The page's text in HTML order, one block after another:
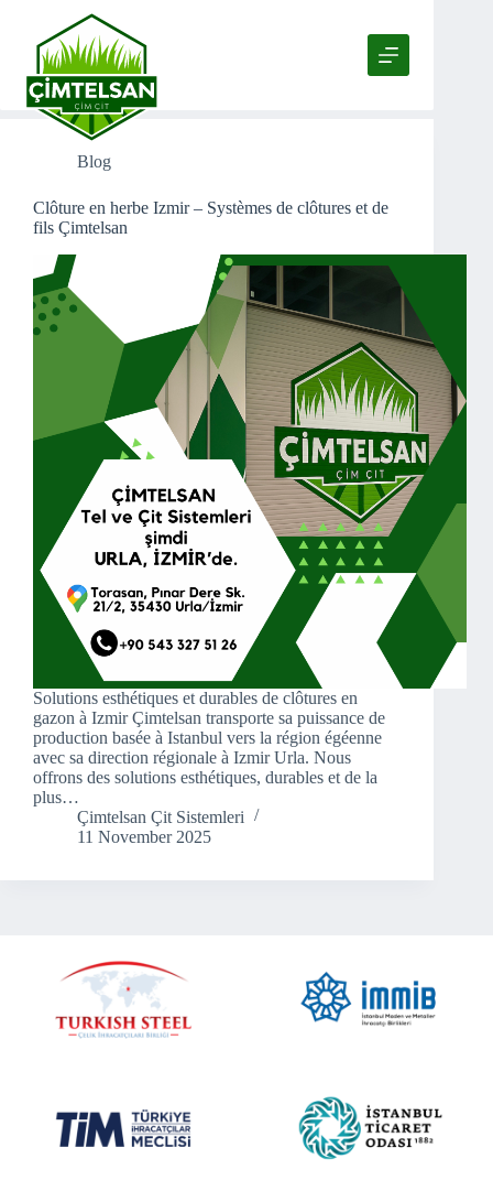
contenu
Clôture en herbe Izmir
Blog
Clôture en herbe Izmir – Systèmes de clôtures et de
fils Çimtelsan
Solutions esthétiques et durables de clôtures en
gazon à Izmir Çimtelsan transporte sa puissance de
production basée à Istanbul vers la région égéenne
avec sa direction régionale à Izmir Urla. Nous
offrons des solutions esthétiques, durables et de la
plus…
Çimtelsan Çit Sistemleri
11 November 2025